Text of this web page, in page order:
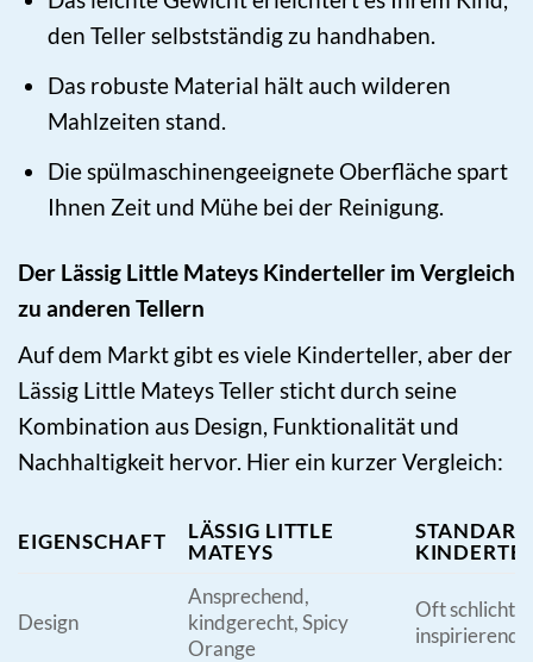
den Teller selbstständig zu handhaben.
Das robuste Material hält auch wilderen
Mahlzeiten stand.
Die spülmaschinengeeignete Oberfläche spart
Ihnen Zeit und Mühe bei der Reinigung.
Der Lässig Little Mateys Kinderteller im Vergleich
zu anderen Tellern
Auf dem Markt gibt es viele Kinderteller, aber der
Lässig Little Mateys Teller sticht durch seine
Kombination aus Design, Funktionalität und
Nachhaltigkeit hervor. Hier ein kurzer Vergleich:
EIGENSCHAFT
LÄSSIG LITTLE
MATEYS
STANDARD
Design
Ansprechend,
kindgerecht, Spicy
Orange
Oft schlicht
inspirierend